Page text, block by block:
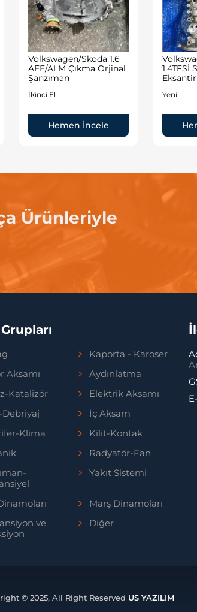
Volkswagen/Skoda 1.6
AEE/ALM Çıkma Orjinal
Şanzıman
İkinci El
Hemen İncele
1.4TFSİ
Yeni
Ürünleriyle
Kaporta - Karoser
Aksamı
Aydınlatma
Katalizör
Elektrik Aksamı
Debriyaj
İç Aksam
Klima
Kilit-Kontak
Radyatör-Fan
Yakıt Sistemi
Marş Dinamoları
ve
Diğer
© 2025, All Right Reserved US YAZILIM